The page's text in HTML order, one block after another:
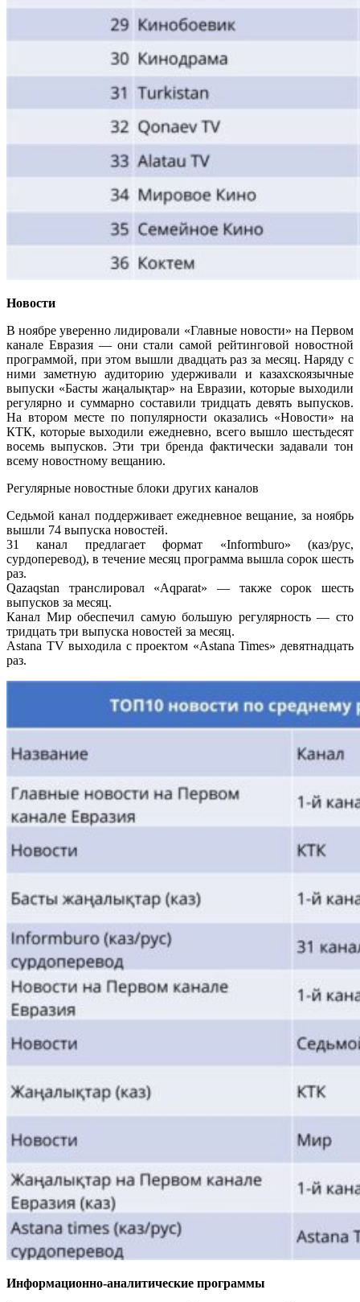
Новости
В ноябре уверенно лидировали «Главные новости» на Первом
канале Евразия — они стали самой рейтинговой новостной
программой, при этом вышли двадцать раз за месяц. Наряду с
ними заметную аудиторию удерживали и казахскоязычные
выпуски «Басты жаңалықтар» на Евразии, которые выходили
регулярно и суммарно составили тридцать девять выпусков.
На втором месте по популярности оказались «Новости» на
КТК, которые выходили ежедневно, всего вышло шестьдесят
восемь выпусков. Эти три бренда фактически задавали тон
всему новостному вещанию.
Регулярные новостные блоки других каналов
Седьмой канал поддерживает ежедневное вещание, за ноябрь
вышли 74 выпуска новостей.
31 канал предлагает формат «Informburo» (каз/рус,
сурдоперевод), в течение месяц программа вышла сорок шесть
раз.
Qazaqstan транслировал «Aqparat» — также сорок шесть
выпусков за месяц.
Канал Мир обеспечил самую большую регулярность — сто
тридцать три выпуска новостей за месяц.
Astana TV выходила с проектом «Astana Times» девятнадцать
раз.
Информационно‑аналитические программы